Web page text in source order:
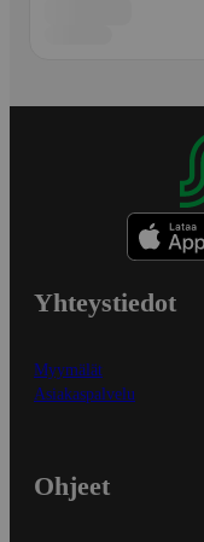
Yhteystiedot
Myymälät
Asiakaspalvelu
Ohjeet